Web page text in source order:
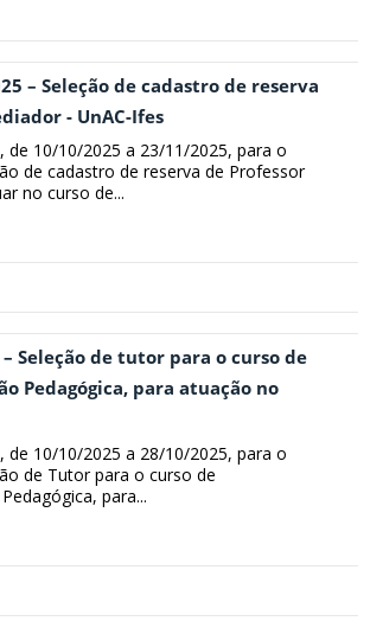
– Seleção de cadastro de reserva
- UnAC-Ifes
de 10/10/2025 a 23/11/2025, para o
de cadastro de reserva de Professor
no curso de...
Seleção de tutor para o curso de
Pedagógica, para atuação no
de 10/10/2025 a 28/10/2025, para o
de Tutor para o curso de
para...